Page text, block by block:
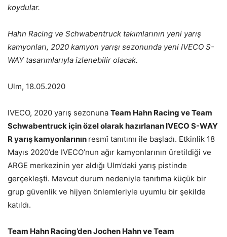
koydular.
Hahn Racing ve Schwabentruck takımlarının yeni yarış
kamyonları, 2020 kamyon yarışı sezonunda yeni IVECO S-
WAY tasarımlarıyla izlenebilir olacak.
Ulm, 18.05.2020
IVECO, 2020 yarış sezonuna Team Hahn Racing ve Team
Schwabentruck için özel olarak hazırlanan IVECO S-WAY
R yarış kamyonlarının resmî tanıtımı ile başladı. Etkinlik 18
Mayıs 2020’de IVECO’nun ağır kamyonlarının üretildiği ve
ARGE merkezinin yer aldığı Ulm’daki yarış pistinde
gerçekleşti. Mevcut durum nedeniyle tanıtıma küçük bir
grup güvenlik ve hijyen önlemleriyle uyumlu bir şekilde
katıldı.
Team Hahn Racing’den Jochen Hahn ve Team